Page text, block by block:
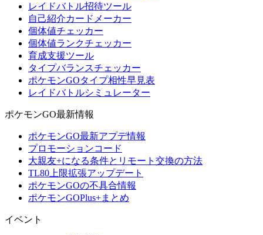
レイドバトル招待ツール
自己紹介カードメーカー
個体値チェッカー
個体値ランクチェッカー
育成支援ツール
タイプバランスチェッカー
ポケモンGOタイプ相性早見表
レイドバトルシミュレーター
ポケモンGO最新情報
ポケモンGO最新アプデ情報
プロモーションコード
大親友+になる条件とリモート交換の方法
TL80上限拡張アップデート
ポケモンGOの不具合情報
ポケモンGOPlus+まとめ
イベント